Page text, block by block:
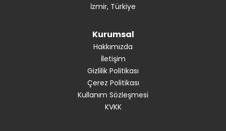
İzmir, Türkiye
Kurumsal
Hakkımızda
İletişim
Gizlilik Politikası
Çerez Politikası
Kullanım Sözleşmesi
KVKK